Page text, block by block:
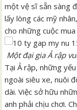
một vệ sĩ sẵn sàng
lấy lòng các mỹ
cho những cuộc
Một đại gia Ả rập
Tại Ả rập, những
ngoài siêu xe, nuôi
dài. Việc sở hữu
anh phải chịu chơi.